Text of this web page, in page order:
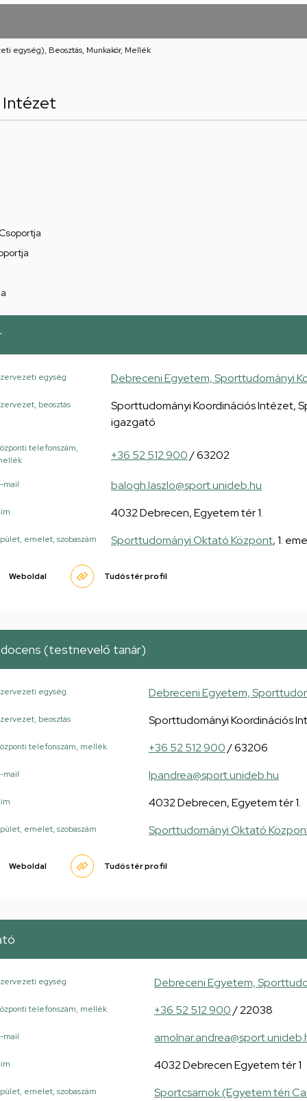
egység), Beosztás, Munkakör, Mellék
Intézet
egység Debreceni Egyetem, Sporttudományi
beosztás
Sporttudományi Koordinációs Intézet,
igazgató
telefonszám,
+36 52 512 900/ 63202
mail balogh.laszlo@sport.unideb.hu
4032 Debrecen, Egyetem tér 1.
emelet, szobaszám Sporttudományi Oktató Központ, 1.
Weboldal Tudóstér profil
(testnevelő tanár)
egység Debreceni Egyetem,
beosztás Sporttudományi Koordinációs
telefonszám, mellék +36 52 512 900/ 63206
mail lpandrea@sport.unideb.hu
4032 Debrecen, Egyetem tér 1.
emelet, szobaszám Sporttudományi Oktató
Weboldal Tudóstér profil
egység Debreceni Egyetem,
telefonszám, mellék +36 52 512 900/ 22038
mail
4032 Debrecen Egyetem tér 1
emelet, szobaszám Sportcsarnok (Egyetem téri